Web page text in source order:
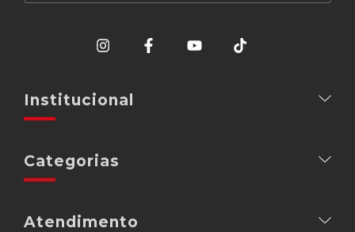
Institucional
Categorias
Atendimento